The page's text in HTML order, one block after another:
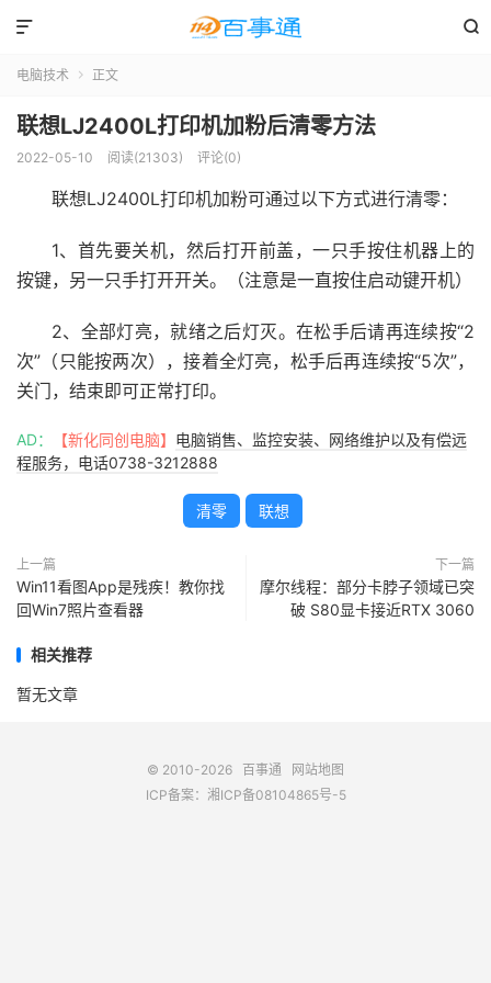


电脑技术  正文
联想LJ2400L打印机加粉后清零方法
2022-05-10 阅读(21303) 评论(0)
联想LJ2400L打印机加粉可通过以下方式进行清零：
1、首先要关机，然后打开前盖，一只手按住机器上的
按键，另一只手打开开关。（注意是一直按住启动键开机）
2、全部灯亮，就绪之后灯灭。在松手后请再连续按“2
次”（只能按两次），接着全灯亮，松手后再连续按“5次”，
关门，结束即可正常打印。
AD： 【新化同创电脑】 电脑销售、监控安装、网络维护以及有偿远
程服务，电话0738-3212888
清零 联想
上一篇
Win11看图App是残疾！教你找
回Win7照片查看器
下一篇
摩尔线程：部分卡脖子领域已突
破 S80显卡接近RTX 3060
相关推荐
暂无文章
© 2010-2026 百事通
网站地图
ICP备案： 湘ICP备08104865号-5